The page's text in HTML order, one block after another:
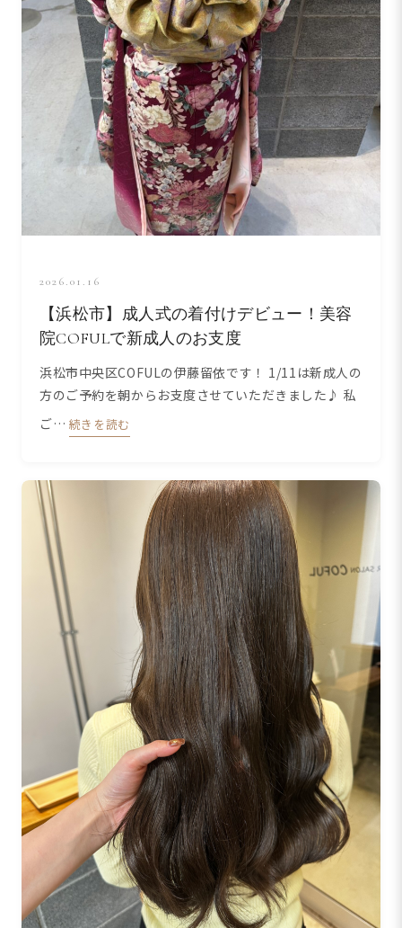
2026.01.16
【浜松市】成人式の着付けデビュー！美容
院COFULで新成人のお支度
浜松市中央区COFULの伊藤留依です！ 1/11は新成人の
方のご予約を朝からお支度させていただきました♪ 私
ご… 続きを読む